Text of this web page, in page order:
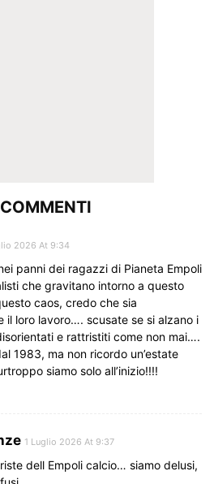
2026 At 9:34
panni dei ragazzi di Pianeta Empoli
che gravitano intorno a questo
caos, credo che sia
il loro lavoro…. scusate se si alzano i
e rattristiti come non mai….
1983, ma non ricordo un’estate
siamo solo all’inizio!!!!
1 Luglio 2026 At 9:37
dell Empoli calcio… siamo delusi,